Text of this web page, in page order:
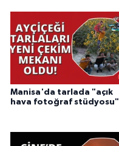
Manisa'da tarlada "açık
hava fotoğraf stüdyosu"